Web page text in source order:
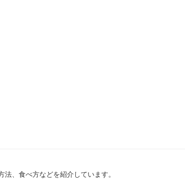
、食べ方などを紹介しています。